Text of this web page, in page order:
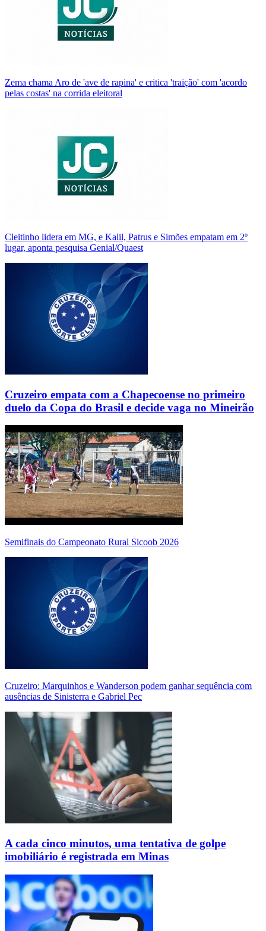
Zema chama Aro de 'ave de rapina' e critica 'traição' com 'acordo
pelas costas' na corrida eleitoral
Cleitinho lidera em MG, e Kalil, Patrus e Simões empatam em 2º
lugar, aponta pesquisa Genial/Quaest
Cruzeiro empata com a Chapecoense no primeiro
duelo da Copa do Brasil e decide vaga no Mineirão
Semifinais do Campeonato Rural Sicoob 2026
Cruzeiro: Marquinhos e Wanderson podem ganhar sequência com
ausências de Sinisterra e Gabriel Pec
A cada cinco minutos, uma tentativa de golpe
imobiliário é registrada em Minas